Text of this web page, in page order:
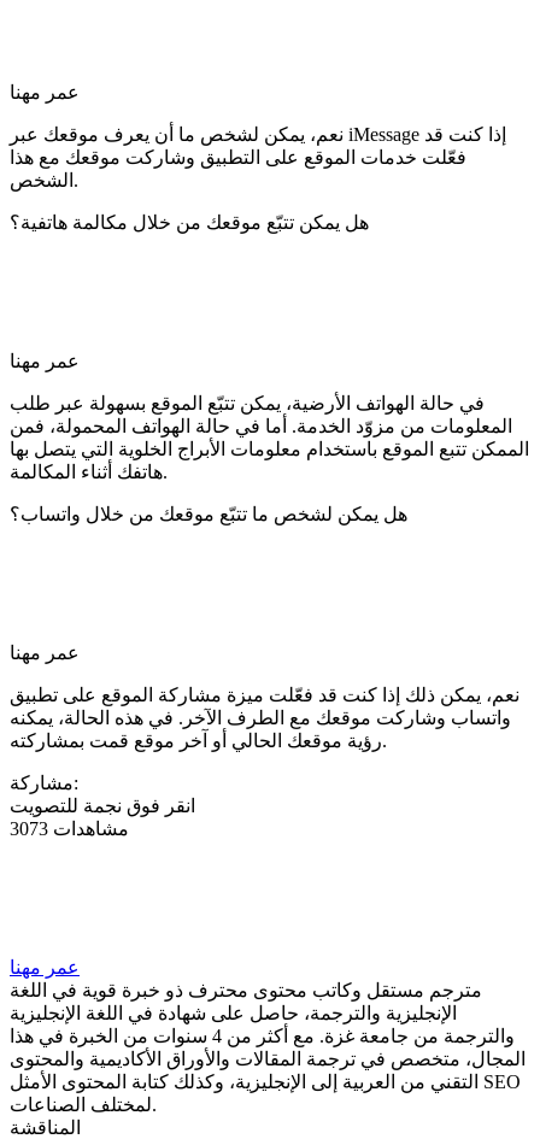
عمر مهنا
نعم، يمكن لشخص ما أن يعرف موقعك عبر iMessage إذا كنت قد
فعّلت خدمات الموقع على التطبيق وشاركت موقعك مع هذا
الشخص.
هل يمكن تتبّع موقعك من خلال مكالمة هاتفية؟
عمر مهنا
في حالة الهواتف الأرضية، يمكن تتبّع الموقع بسهولة عبر طلب
المعلومات من مزوّد الخدمة. أما في حالة الهواتف المحمولة، فمن
الممكن تتبع الموقع باستخدام معلومات الأبراج الخلوية التي يتصل بها
هاتفك أثناء المكالمة.
هل يمكن لشخص ما تتبّع موقعك من خلال واتساب؟
عمر مهنا
نعم، يمكن ذلك إذا كنت قد فعّلت ميزة مشاركة الموقع على تطبيق
واتساب وشاركت موقعك مع الطرف الآخر. في هذه الحالة، يمكنه
رؤية موقعك الحالي أو آخر موقع قمت بمشاركته.
مشاركة:
انقر فوق نجمة للتصويت
3073 مشاهدات
عمر مهنا
مترجم مستقل وكاتب محتوى محترف ذو خبرة قوية في اللغة
الإنجليزية والترجمة، حاصل على شهادة في اللغة الإنجليزية
والترجمة من جامعة غزة. مع أكثر من 4 سنوات من الخبرة في هذا
المجال، متخصص في ترجمة المقالات والأوراق الأكاديمية والمحتوى
التقني من العربية إلى الإنجليزية، وكذلك كتابة المحتوى الأمثل SEO
لمختلف الصناعات.
المناقشة